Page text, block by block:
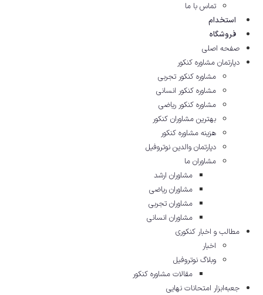
تماس با ما
استخدام
فروشگاه
صفحه اصلی
دپارتمان مشاوره کنکور
مشاوره کنکور تجربی
مشاوره کنکور انسانی
مشاوره کنکور ریاضی
بهترین مشاوران کنکور
هزینه مشاوره کنکور
دپارتمان والدین نوتروفیل
مشاوران ما
مشاوران ارشد
مشاوران ریاضی
مشاوران تجربی
مشاوران انسانی
مطالب و اخبار کنکوری
اخبار
وبلاگ نوتروفیل
مقالات مشاوره‌ کنکور
جعبه‌ابزار امتحانات نهایی